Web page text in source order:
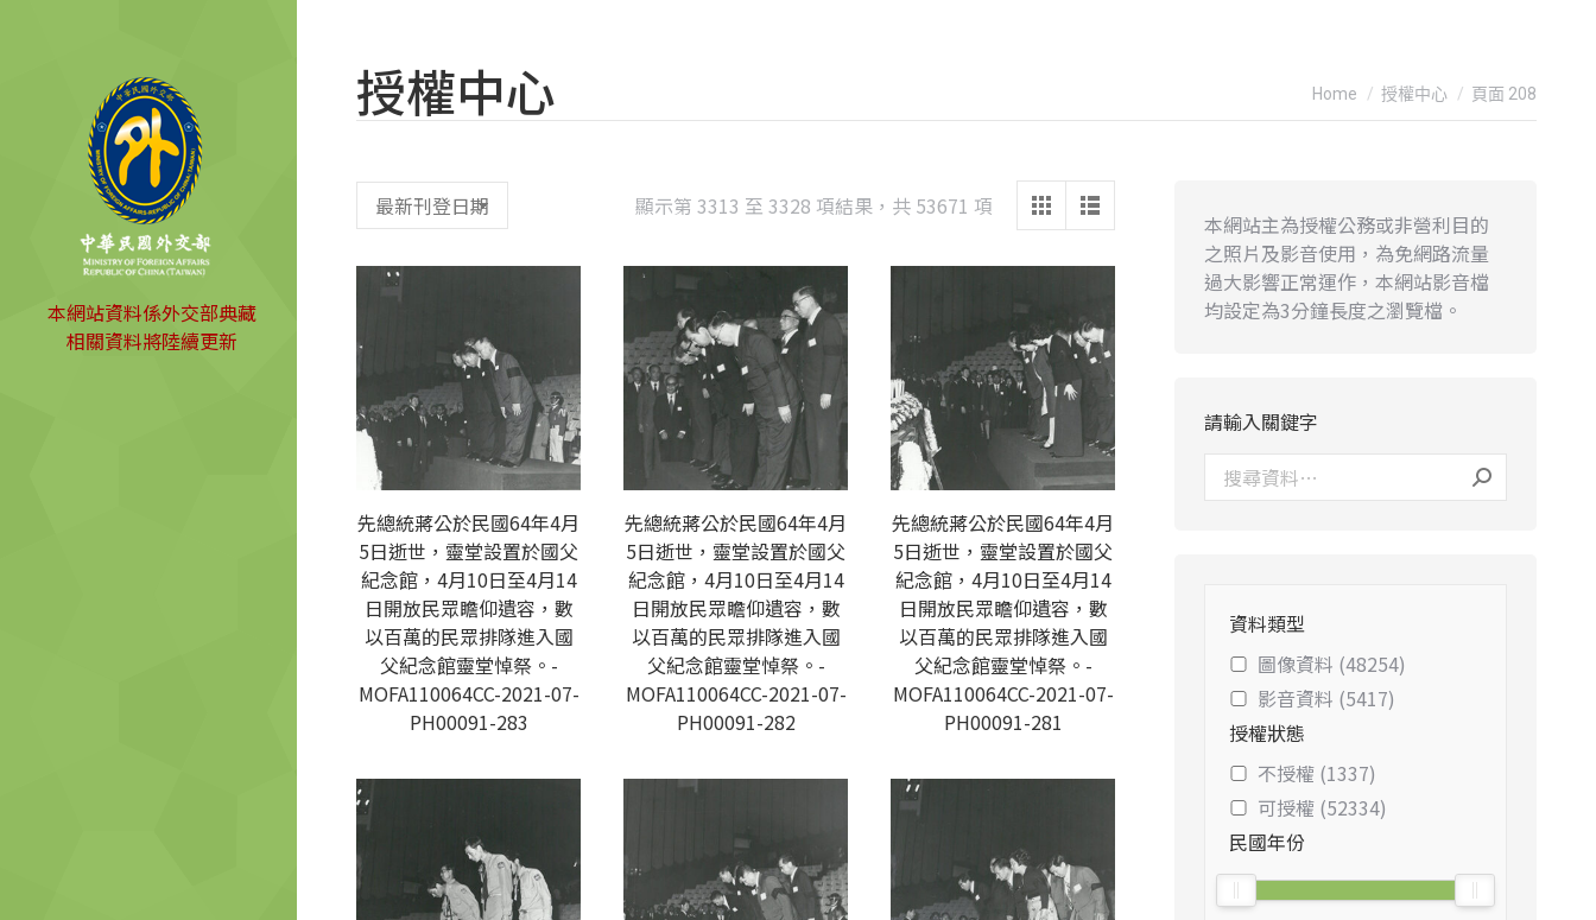
本網站資料係外交部典藏
相關資料將陸續更新
授權中心 You are here:
Home 授權中心 頁面 208
顯示第 3313 至 3328 項結果，共 53671 項 Sorted
latest
先總統蔣公於民國64年4月
5日逝世，靈堂設置於國父
紀念館，4月10日至4月14
日開放民眾瞻仰遺容，數
以百萬的民眾排隊進入國
父紀念館靈堂悼祭。-
MOFA110064CC-2021-07-
PH00091-283
先總統蔣公於民國64年4月
5日逝世，靈堂設置於國父
紀念館，4月10日至4月14
日開放民眾瞻仰遺容，數
以百萬的民眾排隊進入國
父紀念館靈堂悼祭。-
MOFA110064CC-2021-07-
PH00091-282
先總統蔣公於民國64年4月
5日逝世，靈堂設置於國父
紀念館，4月10日至4月14
日開放民眾瞻仰遺容，數
以百萬的民眾排隊進入國
父紀念館靈堂悼祭。-
MOFA110064CC-2021-07-
PH00091-281
本網站主為授權公務或非營利目的
之照片及影音使用，為免網路流量
過大影響正常運作，本網站影音檔
均設定為3分鐘長度之瀏覽檔。
請輸入關鍵字
資料類型
圖像資料 (48254)
影音資料 (5417)
授權狀態
不授權 (1337)
可授權 (52334)
民國年份